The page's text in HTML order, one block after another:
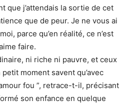
que j’attendais la sortie de cet
que de peur. Je ne vous ai
parce qu’en réalité, ce n’est
faire.
ni riche ni pauvre, et ceux
moment savent qu’avec
fou ”, retrace-t-il, précisant
son enfance en quelque